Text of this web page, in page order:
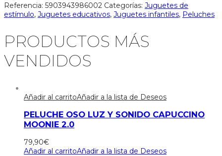
Referencia: 5903943986002 Categorías: Juguetes de
estímulo, Juguetes educativos, Juguetes infantiles, Peluches
PRODUCTOS MÁS
VENDIDOS
Añadir al carritoAñadir a la lista de Deseos
PELUCHE OSO LUZ Y SONIDO CAPUCCINO
MOONIE 2.0
79,90€
Añadir al carritoAñadir a la lista de Deseos